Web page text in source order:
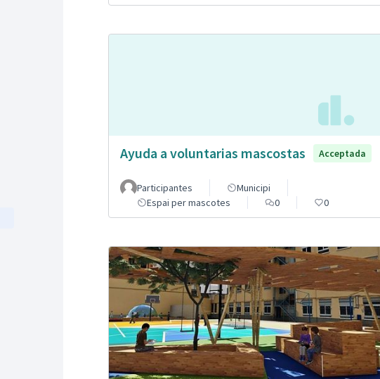
Ayuda a voluntarias mascostas Acceptada
Participantes
Municipi
Espai per mascotes
0 0